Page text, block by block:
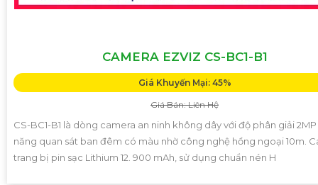
CAMERA EZVIZ CS-BC1-B1
Giá Khuyến Mại: 45%
Giá Bán: Liên Hệ
CS-BC1-B1 là dòng camera an ninh không dây với độ phân giải
năng quan sát ban đêm có màu nhờ công nghệ hồng ngoại 10m.
trang bị pin sạc Lithium 12. 900 mAh, sử dụng chuẩn nén H